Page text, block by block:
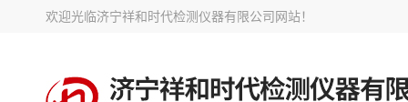
欢迎光临济宁祥和时代检测仪器有限公司网站！